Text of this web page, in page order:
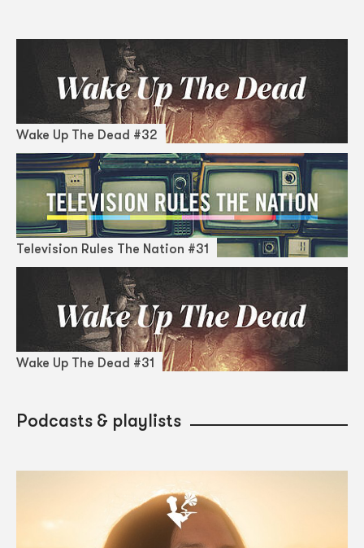
Wake Up The Dead #32
Television Rules The Nation #31
Wake Up The Dead #31
Podcasts & playlists